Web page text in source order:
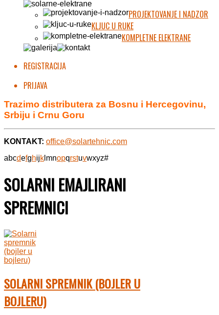
PROJEKTOVANJE I NADZOR
KLJUC U RUKE
KOMPLETNE ELEKTRANE
REGISTRACIJA
PRIJAVA
Trazimo distributera za Bosnu i Hercegovinu,
Srbiju i Crnu Goru
KONTAKT: office@solartehnic.com
abcdefghijk mnopqrstuvwxyz#
SOLARNI EMAJLIRANI
SPREMNICI
SOLARNI SPREMNIK (BOJLER U
BOJLERU)